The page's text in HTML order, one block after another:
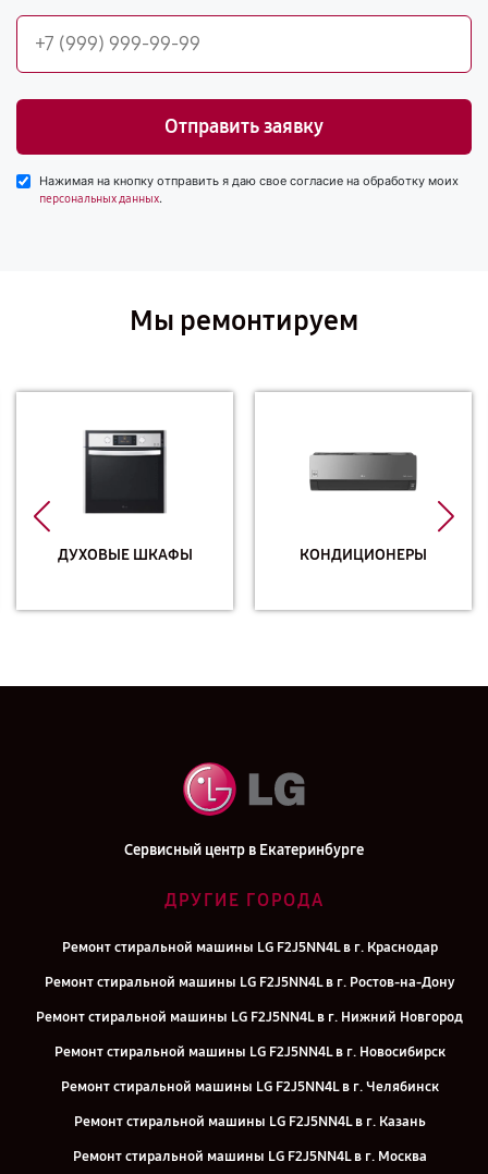
Отправить заявку
Нажимая на кнопку отправить я даю свое согласие на обработку моих
персональных данных.
Мы ремонтируем
ДУХОВЫЕ ШКАФЫ КОНДИЦИОНЕРЫ
Сервисный центр в Екатеринбурге
ДРУГИЕ ГОРОДА
Ремонт стиральной машины LG F2J5NN4L в г. Краснодар
Ремонт стиральной машины LG F2J5NN4L в г. Ростов-на-Дону
Ремонт стиральной машины LG F2J5NN4L в г. Нижний Новгород
Ремонт стиральной машины LG F2J5NN4L в г. Новосибирск
Ремонт стиральной машины LG F2J5NN4L в г. Челябинск
Ремонт стиральной машины LG F2J5NN4L в г. Казань
Ремонт стиральной машины LG F2J5NN4L в г. Москва